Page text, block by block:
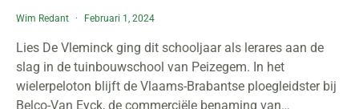
Wim Redant Februari 1, 2024
Lies De Vleminck ging dit schooljaar als lerares aan de
slag in de tuinbouwschool van Peizegem. In het
wielerpeloton blijft de Vlaams-Brabantse ploegleidster bij
Belco-Van Eyck, de commerciële benaming van…